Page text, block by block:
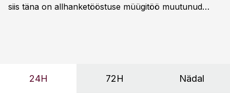
siis täna on allhanketööstuse müügitöö muutunud
24H 72H Nädal